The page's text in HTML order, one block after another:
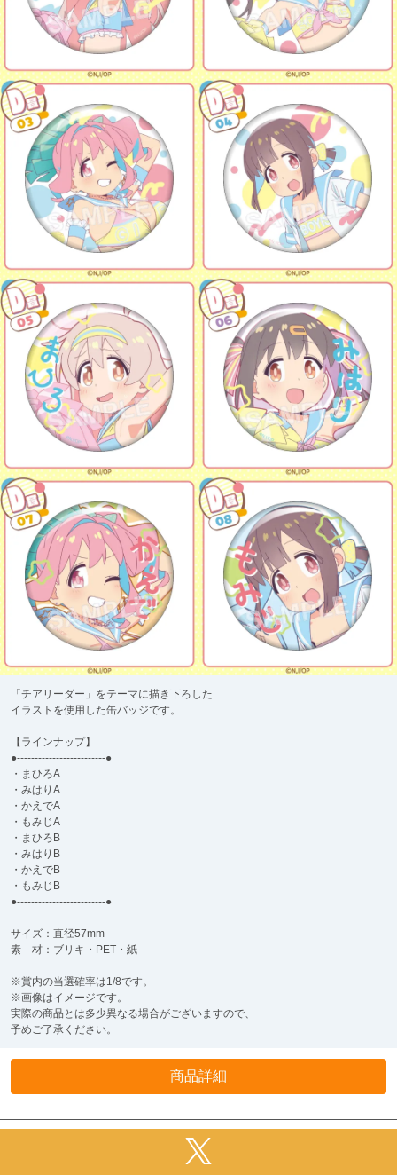
「チアリーダー」をテーマに描き下ろした
イラストを使用した缶バッジです。
【ラインナップ】
●-------------------------●
・まひろA
・みはりA
・かえでA
・もみじA
・まひろB
・みはりB
・かえでB
・もみじB
●-------------------------●
サイズ：直径57mm
素 材：ブリキ・PET・紙
※賞内の当選確率は1/8です。
※画像はイメージです。
実際の商品とは多少異なる場合がございますので、
予めご了承ください。
商品詳細